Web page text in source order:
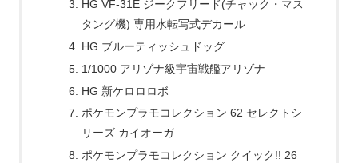
HG VF-31E ジークフリード(チャック・マス
タング機) 専用水転写式デカール
HG ブルーティッシュドッグ
1/1000 アリゾナ級宇宙戦艦アリゾナ
HG 新ケロロロボ
ポケモンプラモコレクション 62 セレクトシ
リーズ カイオーガ
ポケモンプラモコレクション クイック!! 26